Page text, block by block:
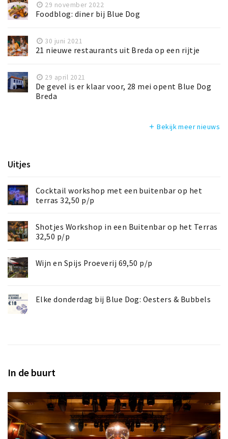
29 november 2022
Foodblog: diner bij Blue Dog
30 juni 2021
21 nieuwe restaurants uit Breda op een rijtje
29 april 2021
De gevel is er klaar voor, 28 mei opent Blue Dog
Breda
add Bekijk meer nieuws
Uitjes
Cocktail workshop met een buitenbar op het
terras 32,50 p/p
Shotjes Workshop in een Buitenbar op het Terras
32,50 p/p
Wijn en Spijs Proeverij 69,50 p/p
Elke donderdag bij Blue Dog: Oesters & Bubbels
In de buurt